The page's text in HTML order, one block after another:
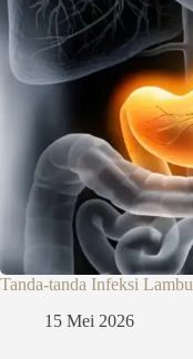
Tanda-tanda Infeksi
15 Mei 2026